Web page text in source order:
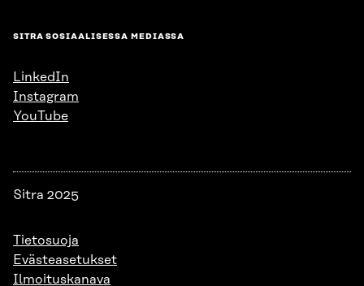
SITRA SOSIAALISESSA MEDIASSA
LinkedIn
Instagram
YouTube
Sitra 2025
Tietosuoja
Evästeasetukset
Ilmoituskanava